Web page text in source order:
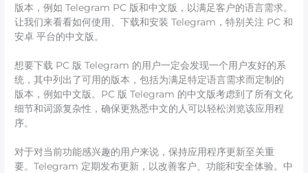
版本，例如 Telegram PC 版和中文版，以满足客户的语言需求。
让我们来看看如何使用、下载和安装 Telegram，特别关注 PC 和
安卓 平台的中文版。
想要下载 PC 版 Telegram 的用户一定会发现一个用户友好的系
统，其中列出了可用的版本，包括为满足特定语言需求而定制的
版本，例如中文版。PC 版 Telegram 的中文版考虑到了所有文化
细节和词源复杂性，确保更熟悉中文的人可以轻松浏览该应用程
序。
对于对当前功能感兴趣的用户来说，保持应用程序更新至关重
要。Telegram 定期发布更新，以改善客户、功能和安全体验。中